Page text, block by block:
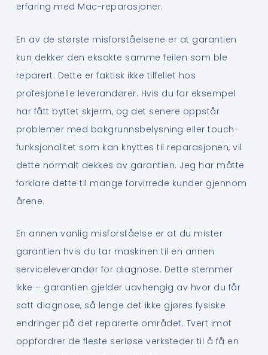
erfaring med Mac-reparasjoner.
En av de største misforståelsene er at garantien
kun dekker den eksakte samme feilen som ble
reparert. Dette er faktisk ikke tilfellet hos
profesjonelle leverandører. Hvis du for eksempel
har fått byttet skjerm, og det senere oppstår
problemer med bakgrunnsbelysning eller touch-
funksjonalitet som kan knyttes til reparasjonen, vil
dette normalt dekkes av garantien. Jeg har måtte
forklare dette til mange forvirrede kunder gjennom
årene.
En annen vanlig misforståelse er at du mister
garantien hvis du tar maskinen til en annen
serviceleverandør for diagnose. Dette stemmer
ikke – garantien gjelder uavhengig av hvor du får
satt diagnose, så lenge det ikke gjøres fysiske
endringer på det reparerte området. Tvert imot
oppfordrer de fleste seriøse verksteder til å få en